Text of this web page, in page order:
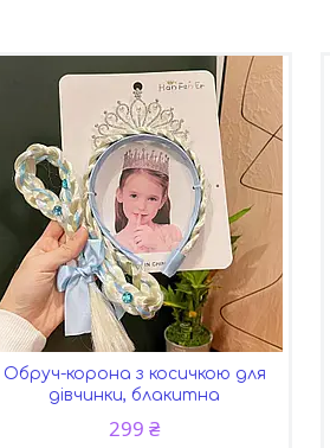
Обруч-корона з косичкою для
дівчинки, блакитна
299 ₴